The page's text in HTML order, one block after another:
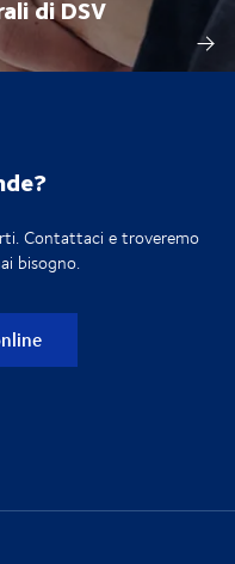
di DSV
Contattaci e troveremo
bisogno.